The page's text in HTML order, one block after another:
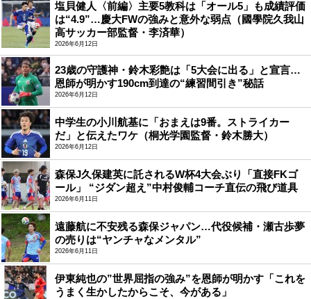
塩貝健人〈前編〉主要5教科は「オール5」も成績評価
は“4.9”…慶大FWの強みと意外な弱点（國學院久我山
高サッカー部監督・李済華）
2026年6月12日
23歳の守護神・鈴木彩艶は「5大会に出る」と宣言…
恩師が明かす190cm到達の“練習間引き”秘話
2026年6月12日
中学生の小川航基に「おまえは9番。ストライカー
だ」と伝えたワケ（桐光学園監督・鈴木勝大）
2026年6月12日
森保J久保建英に託されるW杯4大会ぶり「直接FKゴ
ール」 “ジダン超え”中村俊輔コーチ直伝の飛び道具
2026年6月11日
遠藤航に不安残る森保ジャパン…代役候補・瀬古歩夢
の売りは“ヤンチャなメンタル”
2026年6月11日
伊東純也の”世界屈指の強み”を恩師が明かす「これを
うまく生かしたからこそ、今がある」